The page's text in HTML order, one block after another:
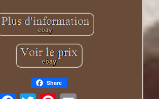
Share